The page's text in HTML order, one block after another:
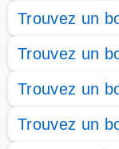
Trouvez un
Trouvez un
Trouvez un
Trouvez un